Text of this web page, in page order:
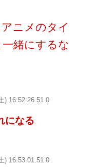
ニメのタイ
緒にするな
) 16:52:26.51 0
になる
) 16:53:01.51 0